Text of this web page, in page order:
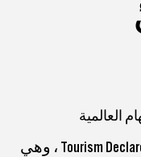
العالمية
يسعد Inspire Global بالتسجيل في Tourism Declares ، وهي